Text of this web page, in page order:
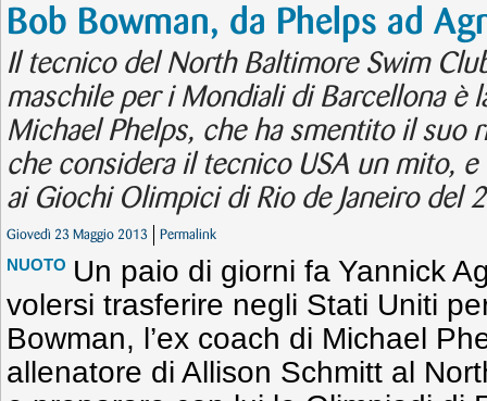
Bob Bowman, da Phelps ad
Il tecnico del North Baltimore Swim
maschile per i Mondiali di Barcellona è
Michael Phelps, che ha smentito il suo
che considera il tecnico USA un mito,
ai Giochi Olimpici di Rio de Janeiro del
Giovedì 23 Maggio 2013 Permalink
NUOTO Un paio di giorni fa Yannick
volersi trasferire negli Stati Uniti
Bowman, l’ex coach di Michael
allenatore di Allison Schmitt al